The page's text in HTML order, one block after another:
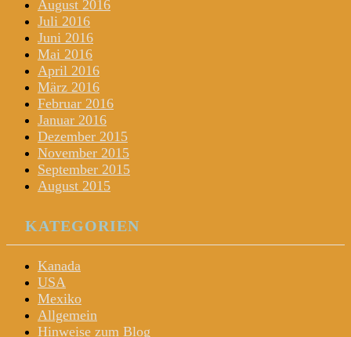
August 2016
Juli 2016
Juni 2016
Mai 2016
April 2016
März 2016
Februar 2016
Januar 2016
Dezember 2015
November 2015
September 2015
August 2015
KATEGORIEN
Kanada
USA
Mexiko
Allgemein
Hinweise zum Blog